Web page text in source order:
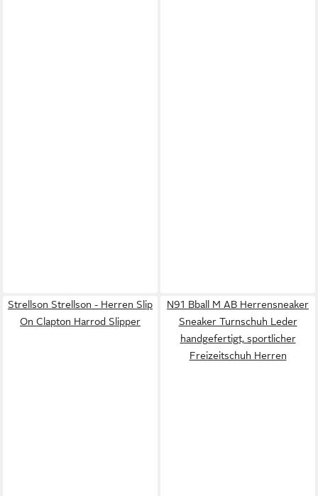
Strellson Strellson - Herren Slip
On Clapton Harrod Slipper
N91 Bball M AB Herrensneaker
Sneaker Turnschuh Leder
handgefertigt, sportlicher
Freizeitschuh Herren